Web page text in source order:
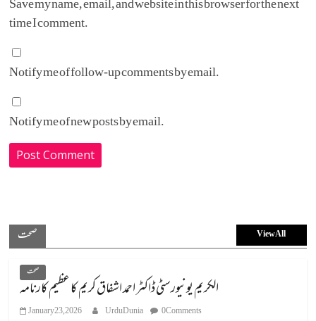
Save my name, email, and website in this browser for the next
time I comment.
Notify me of follow-up comments by email.
Notify me of new posts by email.
صحت View All
صحت
الکریم یونیورسٹی ڈاکٹر احمد اشفاق کریم کا عظیم کارنامہ
January 23, 2026 UrduDunia 0 Comments